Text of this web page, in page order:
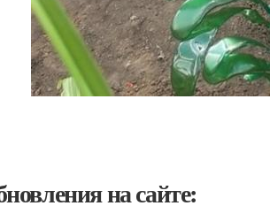
на сайте: